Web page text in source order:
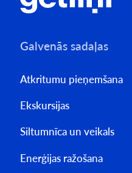
Galvenās sadaļas
Atkritumu pieņemšana
Ekskursijas
Siltumnīca un veikals
Enerģijas ražošana